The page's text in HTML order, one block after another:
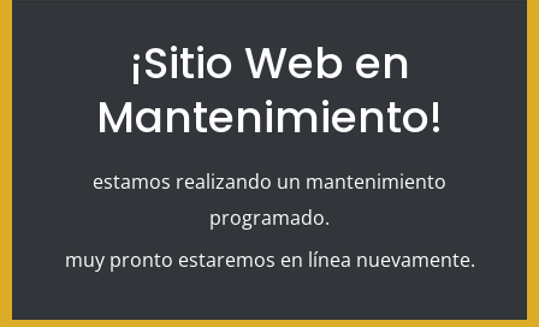
¡Sitio Web en
Mantenimiento!
estamos realizando un mantenimiento
programado.
muy pronto estaremos en línea nuevamente.